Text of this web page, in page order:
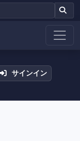
サインイン